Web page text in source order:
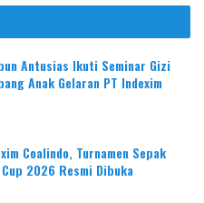
Antusias Ikuti Seminar Gizi
Anak Gelaran PT Indexim
Coalindo, Turnamen Sepak
2026 Resmi Dibuka